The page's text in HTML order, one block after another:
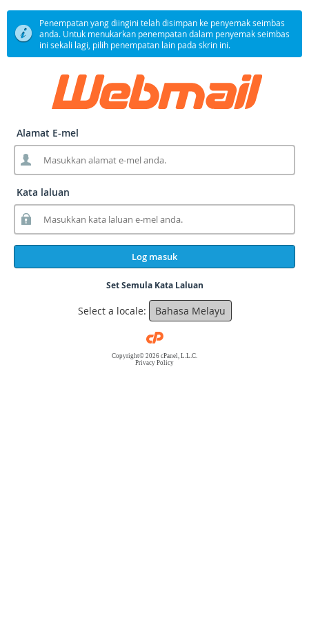
Penempatan yang diingini telah disimpan ke penyemak seimbas
anda. Untuk menukarkan penempatan dalam penyemak seimbas
ini sekali lagi, pilih penempatan lain pada skrin ini.
Alamat E-mel
Kata laluan
Log masuk
Set Semula Kata Laluan
Select a locale: Bahasa Melayu
Copyright© 2026 cPanel, L.L.C.
Privacy Policy